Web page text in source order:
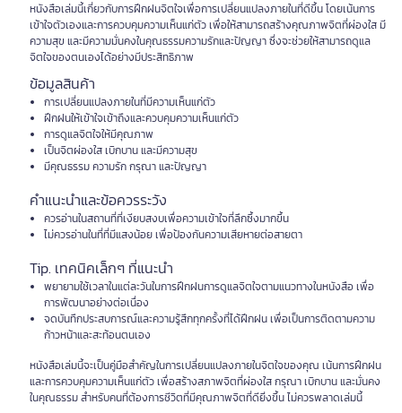
หนังสือเล่มนี้เกี่ยวกับการฝึกฝนจิตใจเพื่อการเปลี่ยนแปลงภายในที่ดีขึ้น โดยเน้นการ
เข้าใจตัวเองและการควบคุมความเห็นแก่ตัว เพื่อให้สามารถสร้างคุณภาพจิตที่ผ่องใส มี
ความสุข และมีความมั่นคงในคุณธรรมความรักและปัญญา ซึ่งจะช่วยให้สามารถดูแล
จิตใจของตนเองได้อย่างมีประสิทธิภาพ
ข้อมูลสินค้า
การเปลี่ยนแปลงภายในที่มีความเห็นแก่ตัว
ฝึกฝนให้เข้าใจเข้าถึงและควบคุมความเห็นแก่ตัว
การดูแลจิตใจให้มีคุณภาพ
เป็นจิตผ่องใส เบิกบาน และมีความสุข
มีคุณธรรม ความรัก กรุณา และปัญญา
คำแนะนำและข้อควรระวัง
ควรอ่านในสถานที่ที่เงียบสงบเพื่อความเข้าใจที่ลึกซึ้งมากขึ้น
ไม่ควรอ่านในที่ที่มีแสงน้อย เพื่อป้องกันความเสียหายต่อสายตา
Tip. เทคนิคเล็กๆ ที่แนะนำ
พยายามใช้เวลาในแต่ละวันในการฝึกฝนการดูแลจิตใจตามแนวทางในหนังสือ เพื่อ
การพัฒนาอย่างต่อเนื่อง
จดบันทึกประสบการณ์และความรู้สึกทุกครั้งที่ได้ฝึกฝน เพื่อเป็นการติดตามความ
ก้าวหน้าและสะท้อนตนเอง
หนังสือเล่มนี้จะเป็นคู่มือสำคัญในการเปลี่ยนแปลงภายในจิตใจของคุณ เน้นการฝึกฝน
และการควบคุมความเห็นแก่ตัว เพื่อสร้างสภาพจิตที่ผ่องใส กรุณา เบิกบาน และมั่นคง
ในคุณธรรม สำหรับคนที่ต้องการชีวิตที่มีคุณภาพจิตที่ดียิ่งขึ้น ไม่ควรพลาดเล่มนี้